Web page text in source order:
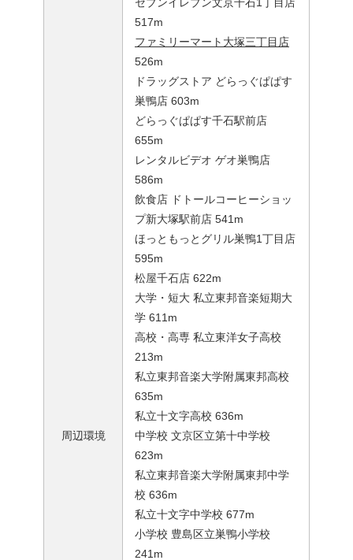
周辺環境
517m
ファミリーマート大塚三丁目店
526m
ドラッグストア どらっぐぱぱす
巣鴨店 603m
どらっぐぱぱす千石駅前店
655m
レンタルビデオ ゲオ巣鴨店
586m
飲食店 ドトールコーヒーショッ
プ新大塚駅前店 541m
ほっともっとグリル巣鴨1丁目店
595m
松屋千石店 622m
大学・短大 私立東邦音楽短期大
学 611m
高校・高専 私立東洋女子高校
213m
私立東邦音楽大学附属東邦高校
635m
私立十文字高校 636m
中学校 文京区立第十中学校
623m
私立東邦音楽大学附属東邦中学
校 636m
私立十文字中学校 677m
小学校 豊島区立巣鴨小学校
241m